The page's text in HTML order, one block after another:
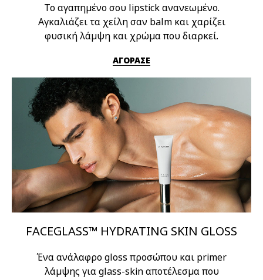
Το αγαπημένο σου lipstick ανανεωμένο.
Αγκαλιάζει τα χείλη σαν balm και χαρίζει
φυσική λάμψη και χρώμα που διαρκεί.
ΑΓΟΡΑΣΕ
FACEGLASS™ HYDRATING SKIN GLOSS
Ένα ανάλαφρο gloss προσώπου και primer
λάμψης για glass-skin αποτέλεσμα που